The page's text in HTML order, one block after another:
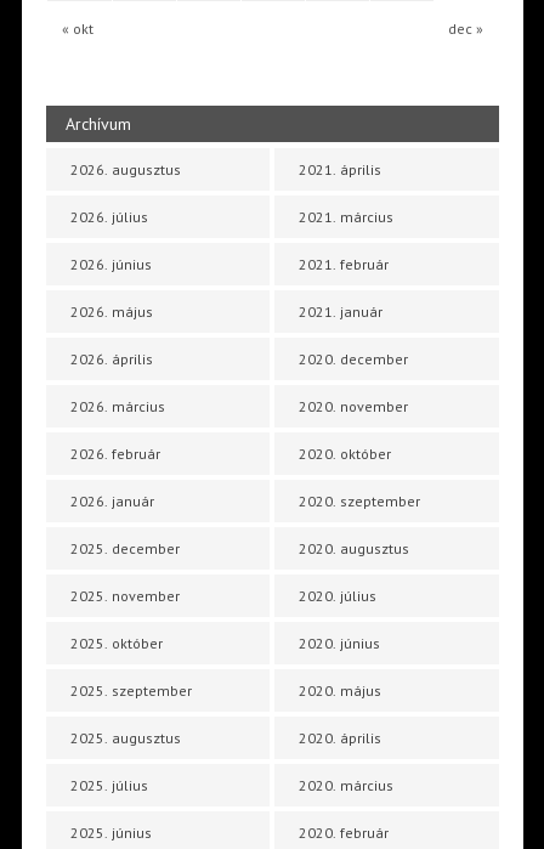
« okt dec »
Archívum
2026. augusztus
2026. július
2026. június
2026. május
2026. április
2026. március
2026. február
2026. január
2025. december
2025. november
2025. október
2025. szeptember
2025. augusztus
2025. július
2025. június
2021. április
2021. március
2021. február
2021. január
2020. december
2020. november
2020. október
2020. szeptember
2020. augusztus
2020. július
2020. június
2020. május
2020. április
2020. március
2020. február